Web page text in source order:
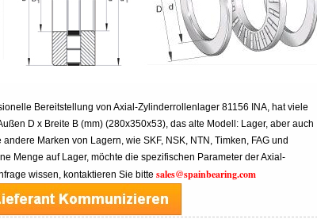
Bereitstellung von Axial-Zylinderrollenlager 81156 INA, hat viele
D x Breite B (mm) (280x350x53), das alte Modell: Lager, aber auch
Marken von Lagern, wie SKF, NSK, NTN, Timken, FAG und
Menge auf Lager, möchte die spezifischen Parameter der Axial-
wissen, kontaktieren Sie bittesales@spainbearing.com